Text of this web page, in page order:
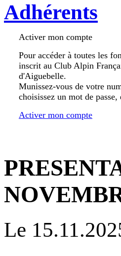
Adhérents
Activer mon compte
Pour accéder à toutes les
inscrit au Club Alpin
d'Aiguebelle.
Munissez-vous de votre
choisissez un mot de
Activer mon compte
Le